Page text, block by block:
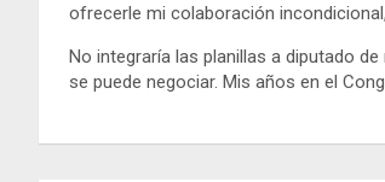
ofrecerle mi colaboración
No integraría las planillas a diputado
se puede negociar. Mis años en el